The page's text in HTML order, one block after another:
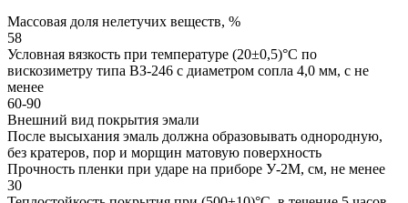
Массовая доля нелетучих веществ, %
58
Условная вязкость при температуре (20±0,5)°С по
вискозиметру типа ВЗ-246 с диаметром сопла 4,0 мм, с не
менее
60-90
Внешний вид покрытия эмали
После высыхания эмаль должна образовывать однородную,
без кратеров, пор и морщин матовую поверхность
Прочность пленки при ударе на приборе У-2М, см, не менее
30